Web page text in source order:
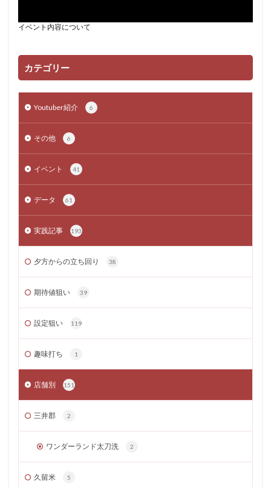
イベント内容について
カテゴリー
Youtuber紹介 6
その他 6
イベント 41
データ 61
実践記事 193
夕方からの立ち回り 38
期待値狙い 39
設定狙い 119
趣味打ち 1
店舗別 151
三井郡 2
ワンダーランド太刀洗 2
久留米 5